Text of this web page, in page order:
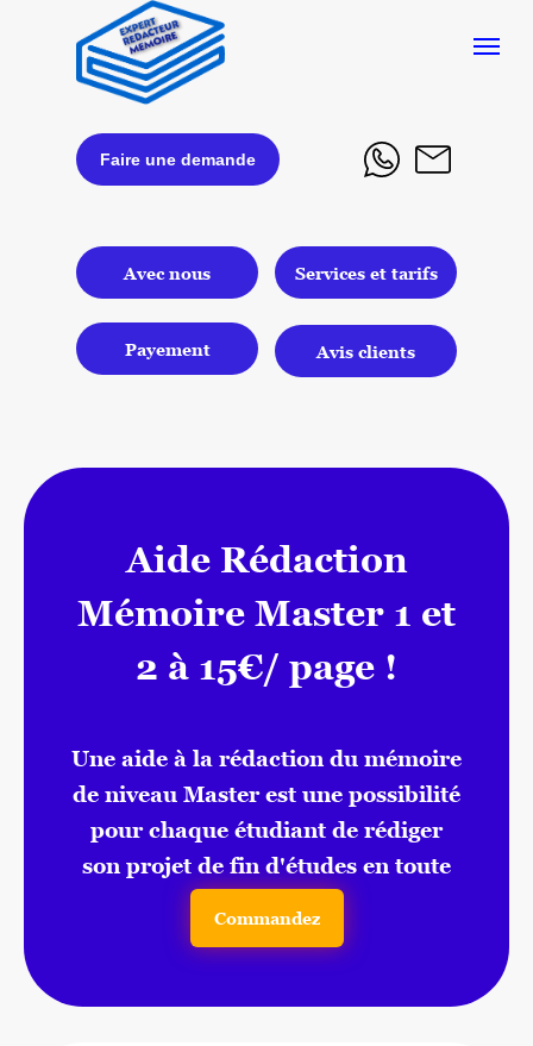
Avec nous Services et tarifs
Payement Avis clients
Faire une demande
Aide Rédaction
Mémoire Master 1 et
2 à 15€/ page !
Une aide à la rédaction du mémoire
de niveau Master est une possibilité
pour chaque étudiant de rédiger
son projet de fin d'études en toute
Commandez